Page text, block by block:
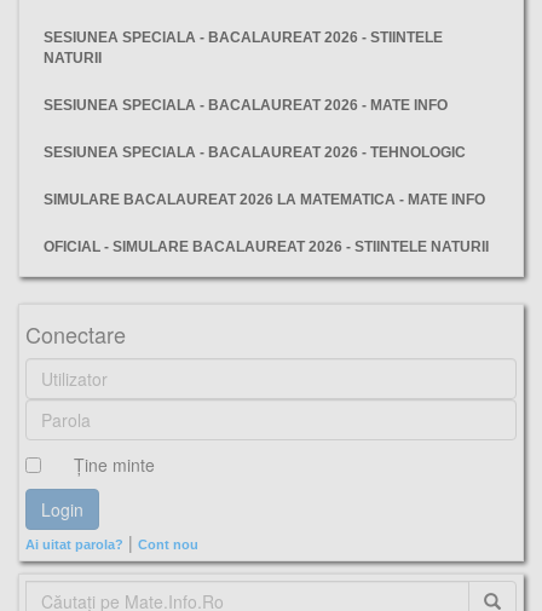
SESIUNEA SPECIALA - BACALAUREAT 2026 - STIINTELE
NATURII
SESIUNEA SPECIALA - BACALAUREAT 2026 - MATE INFO
SESIUNEA SPECIALA - BACALAUREAT 2026 - TEHNOLOGIC
SIMULARE BACALAUREAT 2026 LA MATEMATICA - MATE INFO
OFICIAL - SIMULARE BACALAUREAT 2026 - STIINTELE NATURII
Conectare
Ţine minte
Ai uitat parola? | Cont nou